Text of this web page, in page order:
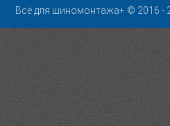
Всё для шиномонтажа+ © 2016 -